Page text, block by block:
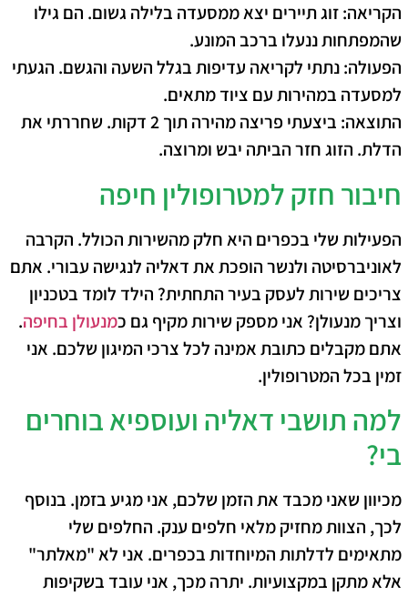
הקריאה:זוג תיירים יצא ממסעדה בלילה גשום. הם גילו
שהמפתחות ננעלו ברכב המונע.
הפעולה:נתתי לקריאה עדיפות בגלל השעה והגשם. הגעתי
למסעדה במהירות עם ציוד מתאים.
התוצאה:
ביצעתי פריצה מהירה תוך 2 דקות. שחררתי את
הדלת. הזוג חזר הביתה יבש ומרוצה.
חיבור חזק למטרופולין חיפה
הפעילות שלי בכפרים היא חלק מהשירות הכולל. הקרבה
לאוניברסיטה ולנשר הופכת את דאליה לנגישה עבורי. אתם
צריכים שירות לעסק בעיר התחתית? הילד לומד בטכניון
וצריך מנעולן? אני מספק שירות מקיף גם כמנעולן בחיפה.
אתם מקבלים כתובת אמינה לכל צרכי המיגון שלכם. אני
זמין בכל המטרופולין.
למה תושבי דאליה ועוספיא בוחרים
בי?
מכיוון שאני מכבד את הזמן שלכם, אני מגיע בזמן. בנוסף
לכך, הצוות מחזיק מלאי חלפים ענק. החלפים שלי
מתאימים לדלתות המיוחדות בכפרים. אני לא "מאלתר"
אלא מתקן במקצועיות. יתרה מכך, אני עובד בשקיפות